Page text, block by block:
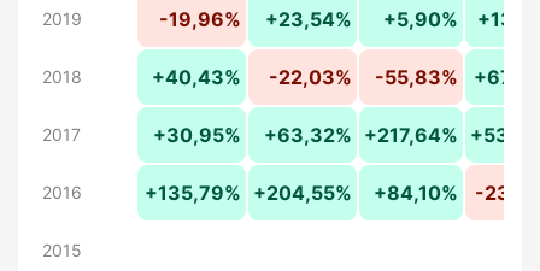
2019 -19,96% +23,54% +5,90%
2018 +40,43% -22,03% -55,83%
2017 +30,95% +63,32% +217,64%
2016 +135,79% +204,55% +84,10% -
2015